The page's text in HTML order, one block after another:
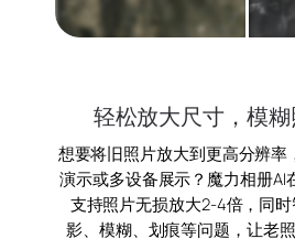
轻松放大尺寸，模
想要将旧照片放大到更高分辨率
演示或多设备展示？魔力相册AI
支持照片无损放大2-4倍，同
影、模糊、划痕等问题，让老